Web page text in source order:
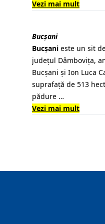
Vezi mai mult
Bucșani
Bucșani este un sit
județul Dâmbovița,
Bucșani și Ion Luca
suprafață de 513
pădure …
Vezi mai mult